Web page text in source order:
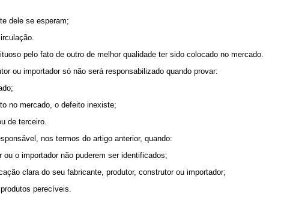
dele se esperam;
pelo fato de outro de melhor qualidade ter sido colocado no mercado.
importador só não será responsabilizado quando provar:
mercado, o defeito inexiste;
de terceiro.
nos termos do artigo anterior, quando:
o importador não puderem ser identificados;
clara do seu fabricante, produtor, construtor ou importador;
perecíveis.